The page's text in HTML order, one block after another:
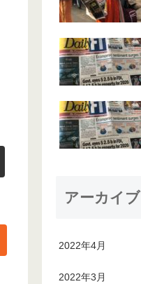
アーカイブ
2022年4月
2022年3月